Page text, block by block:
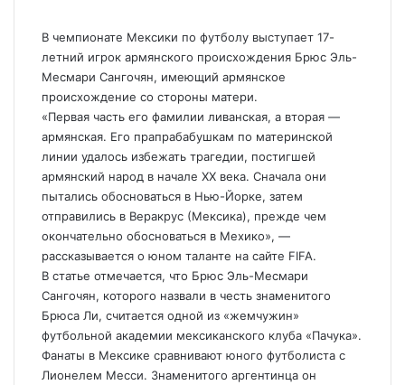
В чемпионате Мексики по футболу выступает 17-
летний игрок армянского происхождения Брюс Эль-
Месмари Сангочян, имеющий армянское
происхождение со стороны матери.
«Первая часть его фамилии ливанская, а вторая —
армянская. Его прапрабабушкам по материнской
линии удалось избежать трагедии, постигшей
армянский народ в начале ХХ века. Сначала они
пытались обосноваться в Нью-Йорке, затем
отправились в Веракрус (Мексика), прежде чем
окончательно обосноваться в Мехико», —
рассказывается о юном таланте на сайте FIFA.
В статье отмечается, что Брюс Эль-Месмари
Сангочян, которого назвали в честь знаменитого
Брюса Ли, считается одной из «жемчужин»
футбольной академии мексиканского клуба «Пачука».
Фанаты в Мексике сравнивают юного футболиста с
Лионелем Месси. Знаменитого аргентинца он